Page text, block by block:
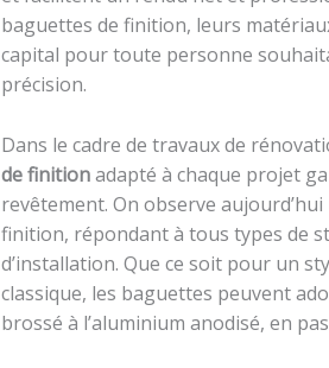
baguettes de finition, leurs
capital pour toute personne
précision.
Dans le cadre de travaux de
de finitionadapté à chaque projet
revêtement. On observe
finition, répondant à tous types de
d’installation. Que ce soit pour un
classique, les baguettes peuvent
brossé à l’aluminium anodisé, en